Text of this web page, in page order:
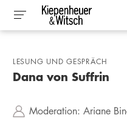
LESUNG UND GESPRÄCH
Dana von Suffrin
Moderation: Ariane